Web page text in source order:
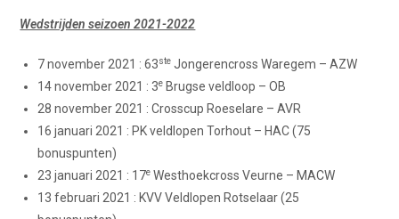
Wedstrijden seizoen 2021-2022
7 november 2021 : 63ste Jongerencross Waregem – AZW
14 november 2021 : 3e Brugse veldloop – OB
28 november 2021 : Crosscup Roeselare – AVR
16 januari 2021 : PK veldlopen Torhout – HAC (75
bonuspunten)
23 januari 2021 : 17e Westhoekcross Veurne – MACW
13 februari 2021 : KVV Veldlopen Rotselaar (25